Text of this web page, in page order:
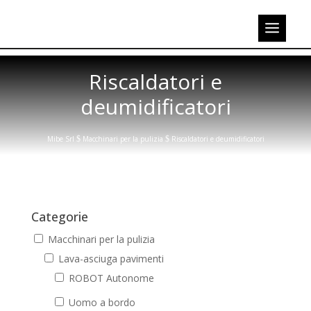
Riscaldatori e
deumidificatori
Mibe Srl $ Macchinari per la pulizia $ Riscaldatori e deumidificatori
Categorie
Macchinari per la pulizia
Lava-asciuga pavimenti
ROBOT Autonome
Uomo a bordo